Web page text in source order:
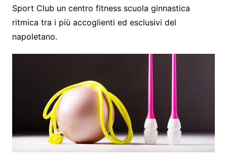
Sport Club un centro fitness scuola ginnastica
ritmica tra i più accoglienti ed esclusivi del
napoletano.